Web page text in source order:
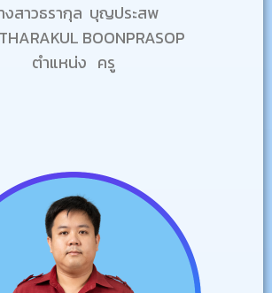
งสาวธรากุล บุญประสพ
BOONPRASOP
ตำแหน่ง ครู